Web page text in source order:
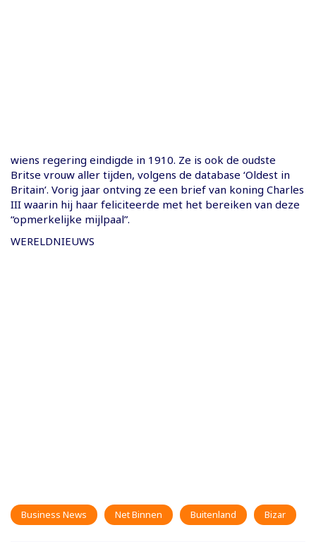
wiens regering eindigde in 1910. Ze is ook de oudste
Britse vrouw aller tijden, volgens de database ‘Oldest in
Britain’. Vorig jaar ontving ze een brief van koning Charles
III waarin hij haar feliciteerde met het bereiken van deze
“opmerkelijke mijlpaal”.
WERELDNIEUWS
Business News Net Binnen Buitenland Bizar